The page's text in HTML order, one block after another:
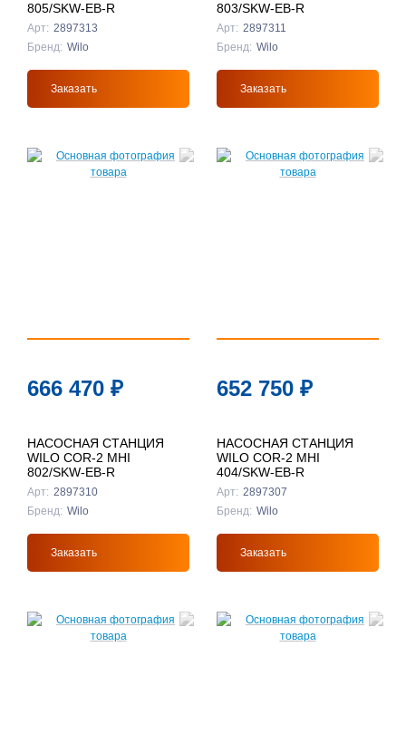
805/SKW-EB-R
Арт: 2897313
Бренд: Wilo
Заказать
803/SKW-EB-R
Арт: 2897311
Бренд: Wilo
Заказать
666 470 ₽
НАСОСНАЯ СТАНЦИЯ
WILO COR-2 MHI
802/SKW-EB-R
Арт: 2897310
Бренд: Wilo
Заказать
652 750 ₽
НАСОСНАЯ СТАНЦИЯ
WILO COR-2 MHI
404/SKW-EB-R
Арт: 2897307
Бренд: Wilo
Заказать